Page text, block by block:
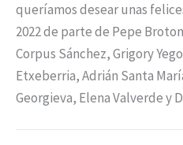
queríamos desear unas
2022 de parte de Pepe
Corpus Sánchez, Grigory
Etxeberria, Adrián Santa
Georgieva, Elena Valverde y